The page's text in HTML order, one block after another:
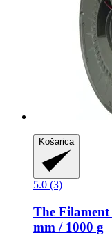
Košarica
5.0 (3)
The Filament
mm / 1000 g